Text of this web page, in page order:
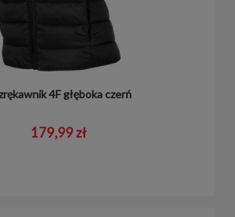
4F głęboka czerń
179,99 zł